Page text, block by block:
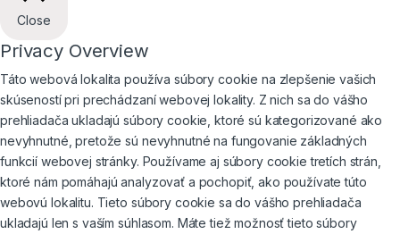
Close
Privacy Overview
Táto webová lokalita používa súbory cookie na zlepšenie vašich
skúseností pri prechádzaní webovej lokality. Z nich sa do vášho
prehliadača ukladajú súbory cookie, ktoré sú kategorizované ako
nevyhnutné, pretože sú nevyhnutné na fungovanie základných
funkcií webovej stránky. Používame aj súbory cookie tretích strán,
ktoré nám pomáhajú analyzovať a pochopiť, ako používate túto
webovú lokalitu. Tieto súbory cookie sa do vášho prehliadača
ukladajú len s vaším súhlasom. Máte tiež možnosť tieto súbory